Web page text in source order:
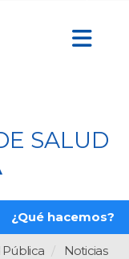
SALUD
¿Qué hacemos?
Noticias